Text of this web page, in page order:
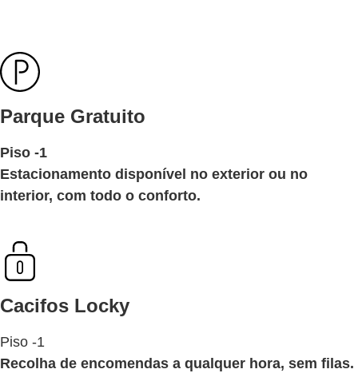
Parque Gratuito
Piso -1
Estacionamento disponível no exterior ou no
interior, com todo o conforto.
Cacifos Locky
Piso -1
Recolha de encomendas a qualquer hora, sem filas.